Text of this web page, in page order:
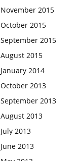
November 2015
October 2015
September 2015
August 2015
January 2014
October 2013
September 2013
August 2013
July 2013
June 2013